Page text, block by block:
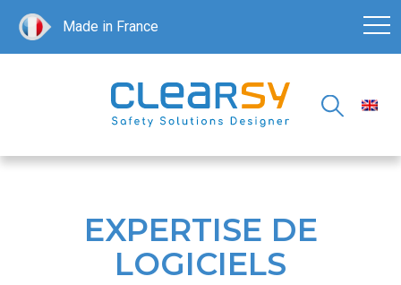
Made in France
EXPERTISE DE
LOGICIELS